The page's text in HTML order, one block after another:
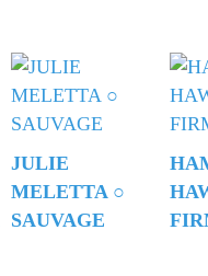
JULIE
MELETTA ○
SAUVAGE